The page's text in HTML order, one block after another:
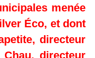
menée
Éco, et dont
directeur
directeur